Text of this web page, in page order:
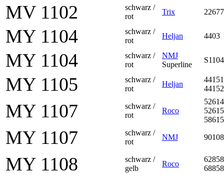
MV 1102
schwarz /
rot
Trix 22677
MY 1104
schwarz /
rot
Heljan 4403
MY 1104
schwarz /
rot
NMJ
Superline
S1104
MY 1105
schwarz /
rot
Heljan
44151
44152
MY 1107
schwarz /
rot
Roco
52614
52615
58615
MY 1107
schwarz /
rot
NMJ 90108
MY 1108
schwarz /
gelb
Roco
62858
68858